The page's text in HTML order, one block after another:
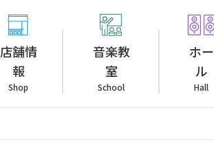
店舗情
報
Shop
音楽教
室
School
ホー
ル
Hall